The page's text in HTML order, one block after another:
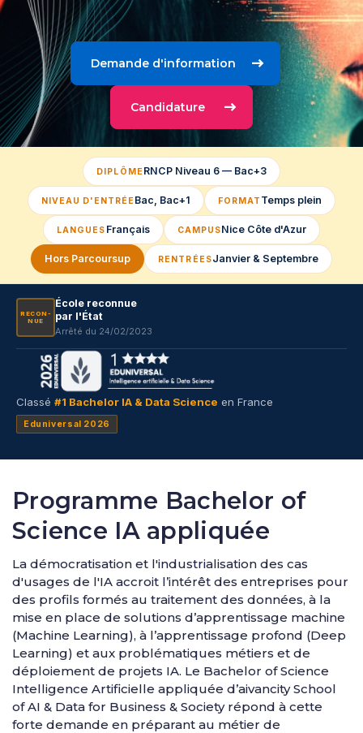
Demande d'information
Candidature
DIPLÔME RNCP Niveau 6 — Bac+3
NIVEAU D'ENTRÉE Bac, Bac+1 FORMAT Temps plein
LANGUES Français CAMPUSNice Côte d'Azur
Hors Parcoursup RENTRÉESJanvier & Septembre
RE­CON­
NUE
École reconnue
par l'État
Arrêté du 24/02/2023
Classé #1 Bachelor IA & Data Science en France
Eduniversal 2026
Programme Bachelor of
Science IA appliquée
La démocratisation et l'industrialisation des cas
d'usages de l'IA accroit l’intérêt des entreprises pour
des profils formés au traitement des données, à la
mise en place de solutions d’apprentissage machine
(Machine Learning), à l’apprentissage profond (Deep
Learning) et aux problématiques métiers et de
déploiement de projets IA. Le Bachelor of Science
Intelligence Artificielle appliquée d’aivancity School
of AI & Data for Business & Society répond à cette
forte demande en préparant au métier de